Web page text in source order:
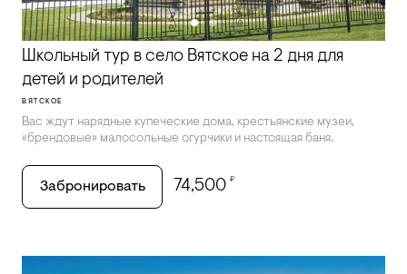
Школьный тур в село Вятское на 2 дня для
детей и родителей
ВЯТСКОЕ
Вас ждут нарядные купеческие дома, крестьянские музеи,
«брендовые»‎ малосольные огурчики и настоящая баня.
Забронировать 74,500 ₽